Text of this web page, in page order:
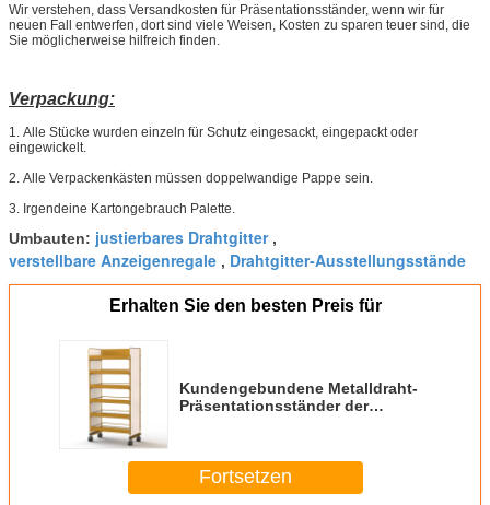
Wir verstehen, dass Versandkosten für Präsentationsständer, wenn wir für
neuen Fall entwerfen, dort sind viele Weisen, Kosten zu sparen teuer sind, die
Sie möglicherweise hilfreich finden.
Verpackung:
1. Alle Stücke wurden einzeln für Schutz eingesackt, eingepackt oder
eingewickelt.
2. Alle Verpackenkästen müssen doppelwandige Pappe sein.
3. Irgendeine Kartongebrauch Palette.
Umbauten: justierbares Drahtgitter,
verstellbare Anzeigenregale , Drahtgitter-Ausstellungsstände
Erhalten Sie den besten Preis für
Kundengebundene Metalldraht-
Präsentationsständer der
Fortsetzen